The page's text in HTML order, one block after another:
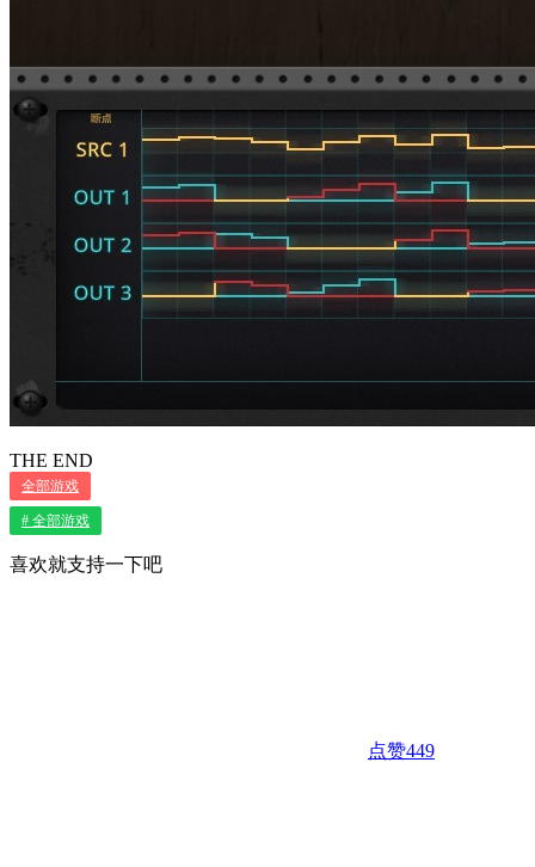
THE END
全部游戏
# 全部游戏
喜欢就支持一下吧
点赞449